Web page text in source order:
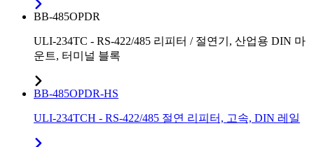
BB-485OPDR
ULI-234TC - RS-422/485 리피터 / 절연기, 산업용 DIN 마
운트, 터미널 블록
BB-485OPDR-HS
ULI-234TCH - RS-422/485 절연 리피터, 고속, DIN 레일